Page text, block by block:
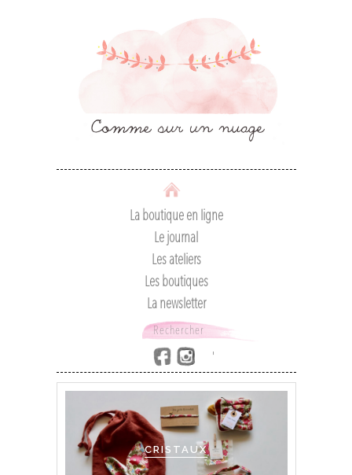
La boutique en ligne
Le journal
Les ateliers
Les boutiques
La newsletter
'
CRISTAUX